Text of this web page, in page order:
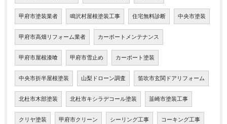
甲府市塗装業者 鳴沢村屋根塗装工事 住宅無料診断 中央市塗装
甲府市高畑リフォーム業者 カーポートメンテナンス
甲府市屋根漆喰 甲府市雪止め カーポート塗装
中央市折半屋根塗装 山梨ドローン調査 笛吹市玄関ドアリフォーム
北杜市木部塗装 北杜市キシラデコール塗装 韮崎市塗装工事
クリヤ塗装 甲府市クリーン シーリング工事 コーキング工事